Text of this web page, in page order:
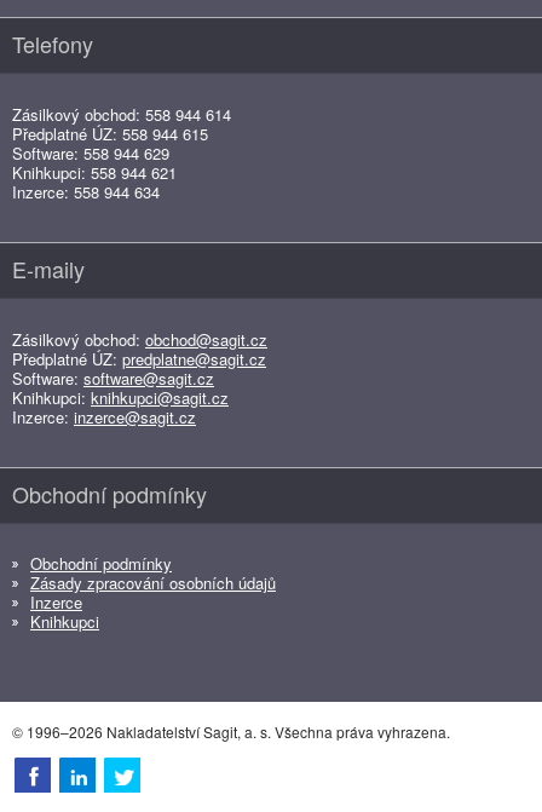
Telefony
Zásilkový obchod: 558 944 614
Předplatné ÚZ: 558 944 615
Software: 558 944 629
Knihkupci: 558 944 621
Inzerce: 558 944 634
E-maily
Zásilkový obchod: obchod@sagit.cz
Předplatné ÚZ: predplatne@sagit.cz
Software: software@sagit.cz
Knihkupci: knihkupci@sagit.cz
Inzerce: inzerce@sagit.cz
Obchodní podmínky
Obchodní podmínky
Zásady zpracování osobních údajů
Inzerce
Knihkupci
© 1996–2026 Nakladatelství Sagit, a. s. Všechna práva vyhrazena.